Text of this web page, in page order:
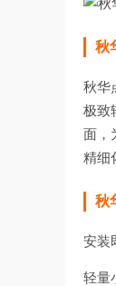
秋
秋华
极致
面，
精细
秋
安装
轻量